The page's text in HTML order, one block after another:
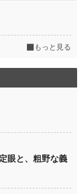
もっと見る
眼と、粗野な義